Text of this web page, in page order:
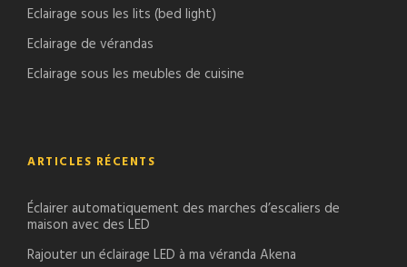
Eclairage sous les lits (bed light)
Eclairage de vérandas
Eclairage sous les meubles de cuisine
ARTICLES RÉCENTS
Éclairer automatiquement des marches d’escaliers de
maison avec des LED
Rajouter un éclairage LED à ma véranda Akena